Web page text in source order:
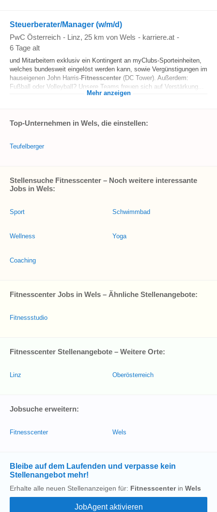
Steuerberater/Manager (w/m/d)
PwC Österreich - Linz, 25 km von Wels - karriere.at -
6 Tage alt
und Mitarbeitern exklusiv ein Kontingent an myClubs-Sporteinheiten,
welches bundesweit eingelöst werden kann, sowie Vergünstigungen im
hauseigenen John Harris-Fitnesscenter (DC Tower). Außerdem:
Fußball oder Volleyball? Unsere Teams freuen sich auf Verstärkung...
Mehr anzeigen
Top-Unternehmen in Wels, die einstellen:
Teufelberger
Stellensuche Fitnesscenter – Noch weitere interessante
Jobs in Wels:
Sport
Wellness
Coaching
Schwimmbad
Yoga
Fitnesscenter Jobs in Wels – Ähnliche Stellenangebote:
Fitnessstudio
Fitnesscenter Stellenangebote – Weitere Orte:
Linz Oberösterreich
Jobsuche erweitern:
Fitnesscenter Wels
Bleibe auf dem Laufenden und verpasse kein
Stellenangebot mehr!
Erhalte alle neuen Stellenanzeigen für: Fitnesscenterin Wels